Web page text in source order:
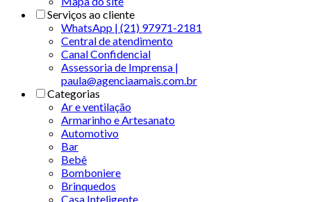
Serviços ao cliente
WhatsApp | (21) 97971-2181
Central de atendimento
Canal Confidencial
Assessoria de Imprensa |
paula@agenciaamais.com.br
Categorias
Ar e ventilação
Armarinho e Artesanato
Automotivo
Bar
Bebê
Bomboniere
Brinquedos
Casa Inteligente